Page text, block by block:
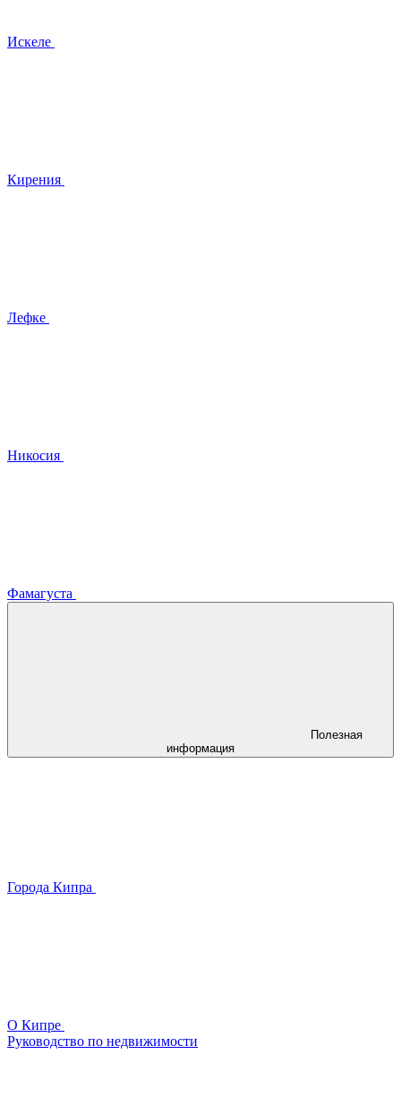
Искеле
Кирения
Лефке
Никосия
Фамагуста
Полезная
информация
Города Кипра
О Кипре
Руководство по недвижимости